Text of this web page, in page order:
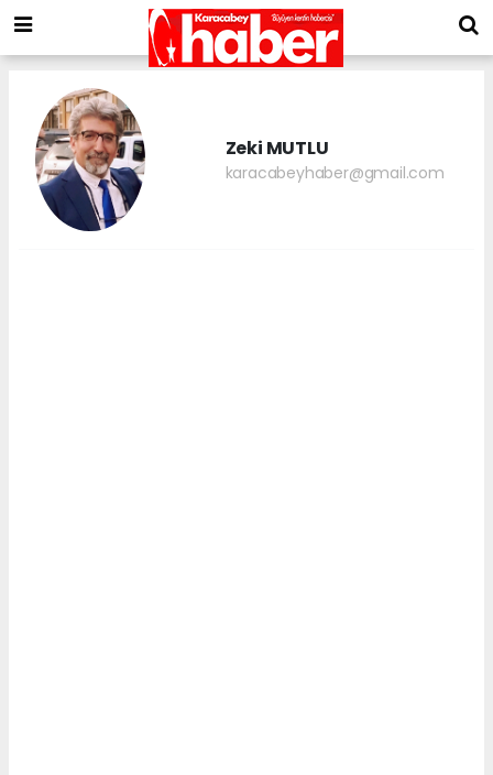
Zeki MUTLU
karacabeyhaber@gmail.com